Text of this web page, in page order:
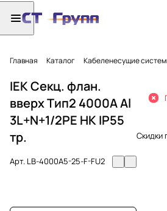
Главная Каталог Кабеленесущие
IEK Секц. флан.
вверх Тип2 4000А Al
3L+N+1/2PE НК IP55
тр.
Арт. LB-4000A5-25-F-FU2
Скидки